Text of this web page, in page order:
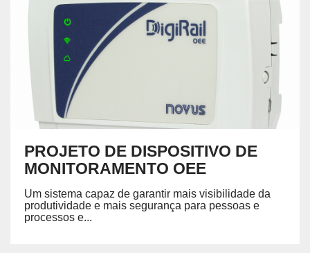
PROJETO DE DISPOSITIVO DE
MONITORAMENTO OEE
Um sistema capaz de garantir mais visibilidade da
produtividade e mais segurança para pessoas e
processos e...